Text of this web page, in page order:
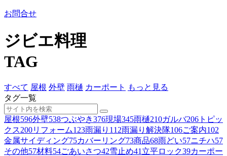
お問合せ
ジビエ料理
TAG
すべて 屋根 外壁 雨樋 カーポート
もっと見る
タグ一覧
屋根596外壁538つぶやき376現場345雨樋210ガルバ206 トピッ
クス200リフォーム123雨漏り 112雨漏り解決隊106ご案内102
金属サイディング75カバーリング73商品68雨どい57ニチハ57
その他57材料54ごあいさつ42雪止め41 立平ロック39カーポー